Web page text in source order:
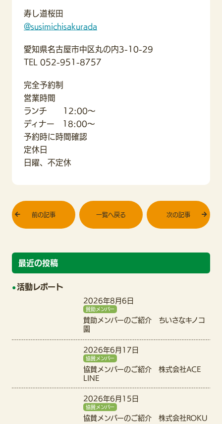
寿し道桜田
@susimichisakurada
愛知県名古屋市中区丸の内3-10-29
TEL 052-951-8757
完全予約制
営業時間
ランチ 12:00〜
ディナー 18:00〜
予約時に時間確認
定休日
日曜、不定休
前の記事 一覧へ戻る 次の記事
最近の投稿
活動レポート
2026年8月6日
賛助メンバー
賛助メンバーのご紹介 ちいさなキノコ
園
2026年6月17日
協賛メンバー
協賛メンバーのご紹介 株式会社ACE
LINE
2026年6月15日
協賛メンバー
協賛メンバーのご紹介 株式会社ROKU